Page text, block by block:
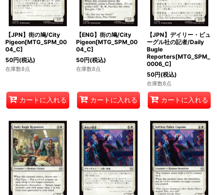
【JPN】街の鳩/City
Pigeon[MTG_SPM_00
04_C]
50円(税込)
在庫数8点
カートに入れる
【ENG】街の鳩/City
Pigeon[MTG_SPM_00
04_C]
50円(税込)
在庫数8点
カートに入れる
【JPN】デイリー・ビュ
ーグル社の記者/Daily
Bugle
Reporters[MTG_SPM_
0006_C]
50円(税込)
在庫数8点
カートに入れる